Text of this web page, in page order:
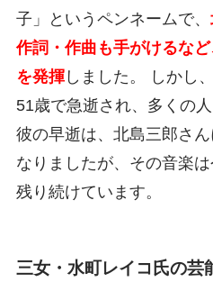
子」というペンネームで、
作詞・作曲も手がけるな
を発揮しました。 しかし
51歳で急逝され、多くの
彼の早逝は、北島三郎さ
なりましたが、その音楽
残り続けています。
三女・水町レイコ氏の芸